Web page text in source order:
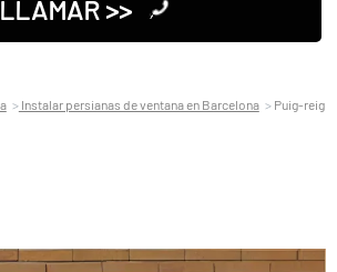
LLAMAR >>
Instalar persianas de ventana en Barcelona Puig-reig